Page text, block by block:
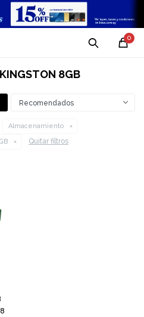
0
8GB
Recomendados
Almacenamiento
Quitar filtros